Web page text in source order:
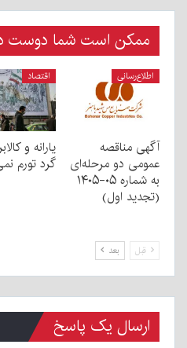
ممکن است شما دوست
اطلاع‌رسانی
آگهی مناقصه
عمومی دو مرحله‌ای
به شماره ۰۵-۱۴۰۵
(تجدید اول)
اقتصاد
یارانه و
گرد تورم
قبل بعد
ارسال یک پاسخ